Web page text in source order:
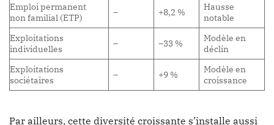
Emploi permanent
non familial (ETP)
– +8,2 %
Hausse
notable
Exploitations
individuelles
– –33 %
Modèle en
déclin
Exploitations
sociétaires
– +9 %
Modèle en
croissance
Par ailleurs, cette diversité croissante s’installe aussi